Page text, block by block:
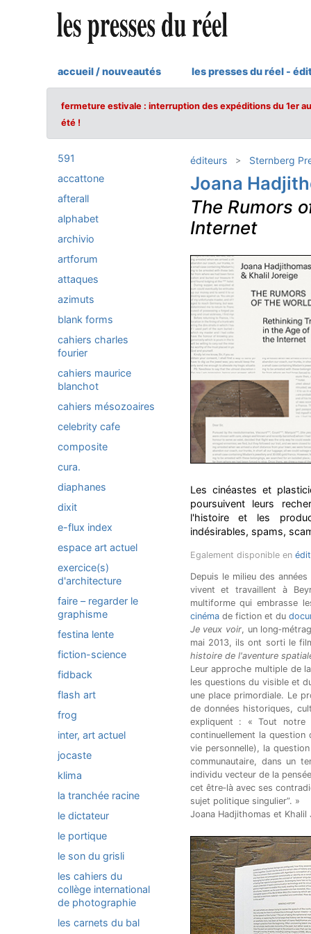
accueil / nouveautés les presses du réel -
fermeture estivale : interruption des expéditions du 1er
été !
591
accattone
afterall
alphabet
archivio
artforum
attaques
azimuts
blank forms
cahiers charles
fourier
cahiers maurice
blanchot
cahiers mésozoaires
celebrity cafe
composite
cura.
diaphanes
dixit
e-flux index
espace art actuel
exercice(s)
d'architecture
faire – regarder le
graphisme
festina lente
fiction-science
fidback
flash art
frog
inter, art actuel
jocaste
klima
la tranchée racine
le dictateur
le portique
le son du grisli
les cahiers du
collège international
de photographie
les carnets du bal
éditeurs Sternberg
Joana
The Rumors
Internet
Les cinéastes et
poursuivent leurs
l'histoire et les
indésirables, spams,
Egalement disponible en
Depuis le milieu des
vivent et travaillent à
multiforme qui embrasse
cinémade fiction et du
Je veux voir, un
mai 2013, ils ont sorti le
histoire de l'aventure
Leur approche multiple de
les questions du visible et
une place primordiale. Le
de données historiques,
expliquent : « Tout
continuellement la
vie personnelle), la
communautaire, dans un
individu vecteur de la
cet être‐là avec ses
sujet politique singulier”. »
Joana Hadjithomas et Khalil